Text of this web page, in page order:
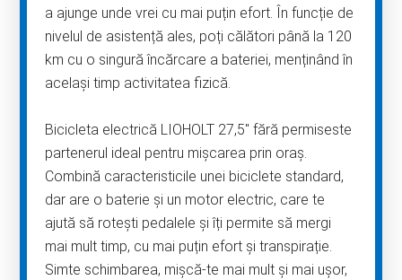
a ajunge unde vrei cu mai puțin efort. În funcție de
nivelul de asistență ales, poți călători până la 120
km cu o singură încărcare a bateriei, menținând în
același timp activitatea fizică.
Bicicleta electrică LIOHOLT 27,5″ fără permiseste
partenerul ideal pentru mișcarea prin oraș.
Combină caracteristicile unei biciclete standard,
dar are o baterie și un motor electric, care te
ajută să rotești pedalele și îți permite să mergi
mai mult timp, cu mai puțin efort și transpirație.
Simte schimbarea, mișcă-te mai mult și mai ușor,